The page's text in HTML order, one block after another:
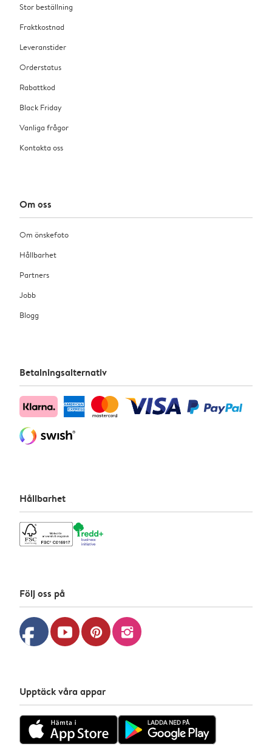
Stor beställning
Fraktkostnad
Leveranstider
Orderstatus
Rabattkod
Black Friday
Vanliga frågor
Kontakta oss
Om oss
Om önskefoto
Hållbarhet
Partners
Jobb
Blogg
Betalningsalternativ
Hållbarhet
Följ oss på
facebook youtube pinterest instagram
Upptäck våra appar